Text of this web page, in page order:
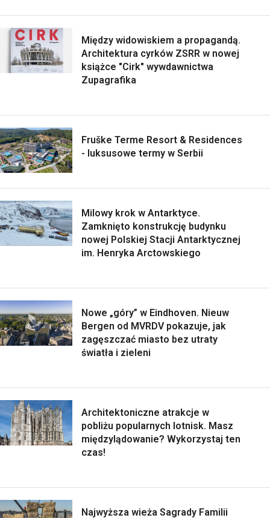
Między widowiskiem a propagandą.
Architektura cyrków ZSRR w nowej
książce "Cirk" wywdawnictwa
Zupagrafika
Fruške Terme Resort & Residences
- luksusowe termy w Serbii
Milowy krok w Antarktyce.
Zamknięto konstrukcję budynku
nowej Polskiej Stacji Antarktycznej
im. Henryka Arctowskiego
Nowe „góry” w Eindhoven. Nieuw
Bergen od MVRDV pokazuje, jak
zagęszczać miasto bez utraty
światła i zieleni
Architektoniczne atrakcje w
pobliżu popularnych lotnisk. Masz
międzylądowanie? Wykorzystaj ten
czas!
Najwyższa wieża Sagrady Familii